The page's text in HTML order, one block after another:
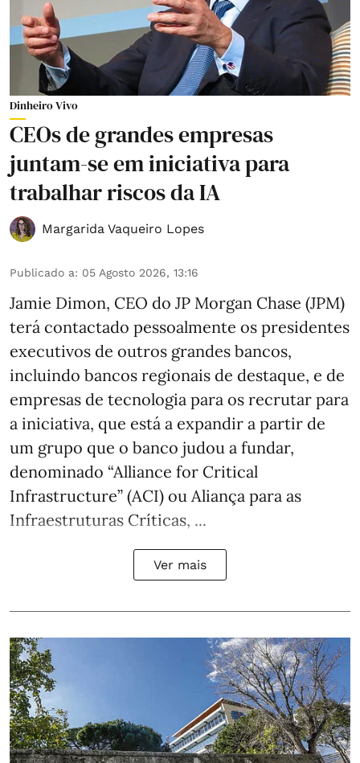
Dinheiro Vivo
CEOs de grandes empresas
juntam-se em iniciativa para
trabalhar riscos da IA
Margarida Vaqueiro Lopes
Publicado a: 05 Agosto 2026, 13:16
Jamie Dimon, CEO do JP Morgan Chase (JPM)
terá contactado pessoalmente os presidentes
executivos de outros grandes bancos,
incluindo bancos regionais de destaque, e de
empresas de tecnologia para os recrutar para
a iniciativa, que está a expandir a partir de
um grupo que o banco judou a fundar,
denominado “Alliance for Critical
Infrastructure” (ACI) ou Aliança para as
Infraestruturas Críticas, ...
Ver mais